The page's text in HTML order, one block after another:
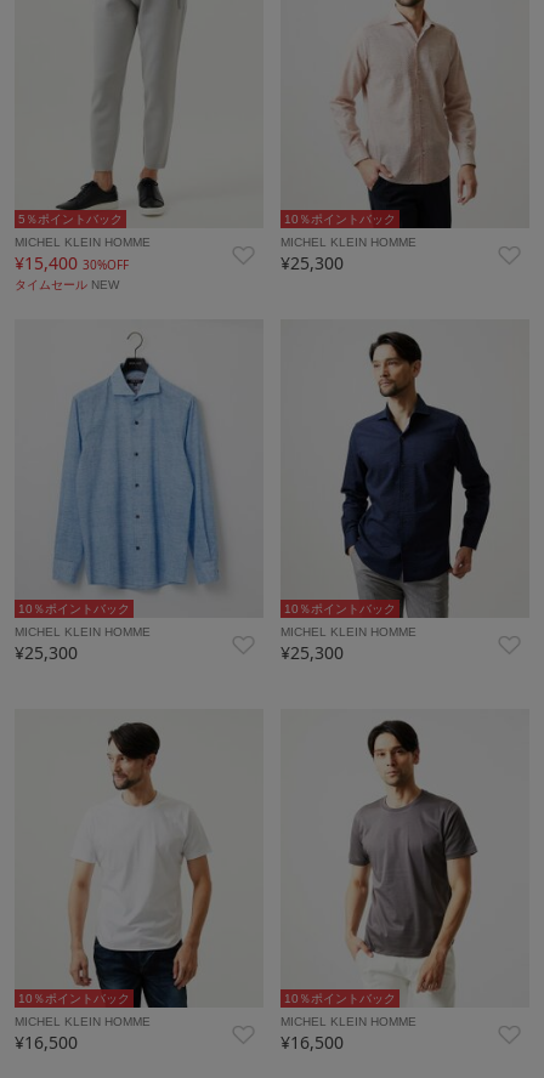
5％ポイントバック
MICHEL KLEIN HOMME
¥15,400 30%OFF
タイムセール NEW
10％ポイントバック
MICHEL KLEIN HOMME
¥25,300
10％ポイントバック
MICHEL KLEIN HOMME
¥25,300
10％ポイントバック
MICHEL KLEIN HOMME
¥25,300
10％ポイントバック
MICHEL KLEIN HOMME
¥16,500
10％ポイントバック
MICHEL KLEIN HOMME
¥16,500